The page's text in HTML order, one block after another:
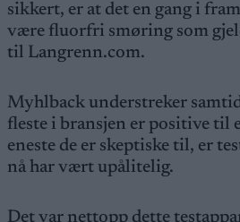
sikkert, er at det en gang i
være fluorfri smøring som
til Langrenn.com.
Myhlback understreker
fleste i bransjen er positive til
eneste de er skeptiske til, er
nå har vært upålitelig.
Det var nettopp dette